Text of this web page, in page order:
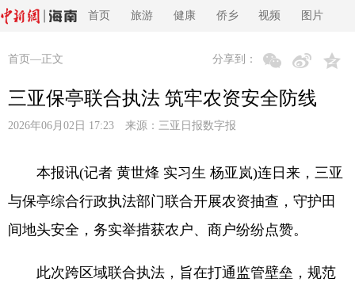
首页 旅游 健康 侨乡 视频 图片
首页 —正文 分享到：
三亚保亭联合执法 筑牢农资安全防线
2026年06月02日 17:23 来源： 三亚日报数字报
本报讯(记者 黄世烽 实习生 杨亚岚)连日来，三亚
与保亭综合行政执法部门联合开展农资抽查，守护田
间地头安全，务实举措获农户、商户纷纷点赞。
此次跨区域联合执法，旨在打通监管壁垒，规范